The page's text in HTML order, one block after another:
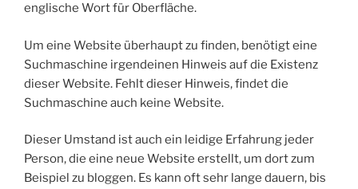
englische Wort für Oberfläche.
Um eine Website überhaupt zu finden, benötigt eine
Suchmaschine irgendeinen Hinweis auf die Existenz
dieser Website. Fehlt dieser Hinweis, findet die
Suchmaschine auch keine Website.
Dieser Umstand ist auch ein leidige Erfahrung jeder
Person, die eine neue Website erstellt, um dort zum
Beispiel zu bloggen. Es kann oft sehr lange dauern, bis